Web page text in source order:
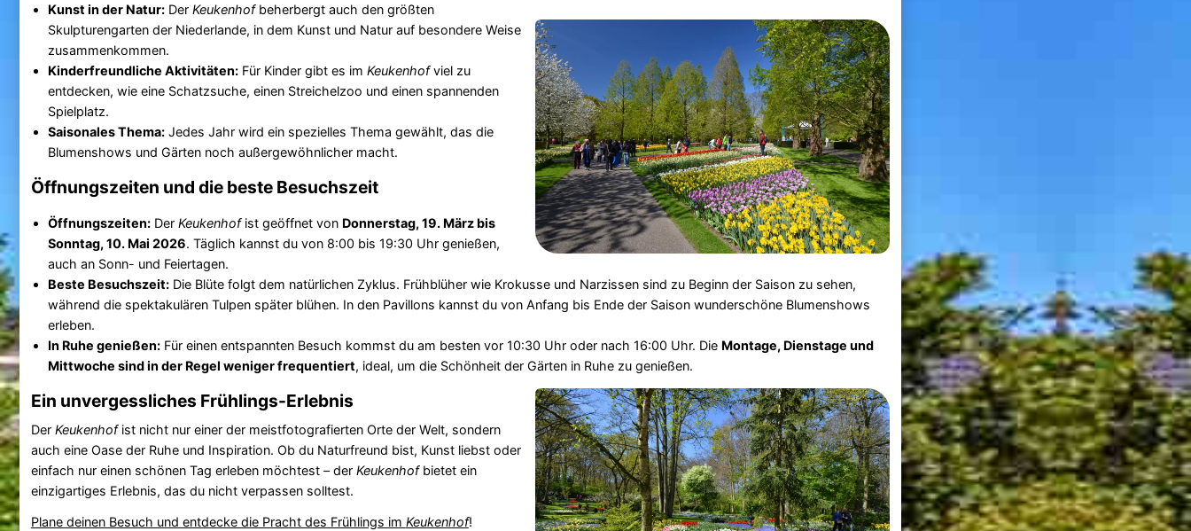
Kunst in der Natur:Der Keukenhofbeherbergt auch den größten
Skulpturengarten der Niederlande, in dem Kunst und Natur auf besondere Weise
zusammenkommen.
Kinderfreundliche Aktivitäten:Für Kinder gibt es im Keukenhofviel zu
entdecken, wie eine Schatzsuche, einen Streichelzoo und einen spannenden
Spielplatz.
Saisonales Thema:Jedes Jahr wird ein spezielles Thema gewählt, das die
Blumenshows und Gärten noch außergewöhnlicher macht.
Öffnungszeiten und die beste Besuchszeit
Öffnungszeiten:Der Keukenhofist geöffnet von Donnerstag, 19. März bis
Sonntag, 10. Mai 2026. Täglich kannst du von 8:00 bis 19:30 Uhr genießen,
auch an Sonn- und Feiertagen.
Beste Besuchszeit:Die Blüte folgt dem natürlichen Zyklus. Frühblüher wie Krokusse und Narzissen sind zu Beginn der Saison zu sehen,
während die spektakulären Tulpen später blühen. In den Pavillons kannst du von Anfang bis Ende der Saison wunderschöne Blumenshows
erleben.
In Ruhe genießen:Für einen entspannten Besuch kommst du am besten vor 10:30 Uhr oder nach 16:00 Uhr. Die Montage, Dienstage und
Mittwoche sind in der Regel weniger frequentiert, ideal, um die Schönheit der Gärten in Ruhe zu genießen.
Ein unvergessliches Frühlings-Erlebnis
Der Keukenhofist nicht nur einer der meistfotografierten Orte der Welt, sondern
auch eine Oase der Ruhe und Inspiration. Ob du Naturfreund bist, Kunst liebst oder
einfach nur einen schönen Tag erleben möchtest – der Keukenhofbietet ein
einzigartiges Erlebnis, das du nicht verpassen solltest.
Plane deinen Besuch und entdecke die Pracht des Frühlings im Keukenhof!